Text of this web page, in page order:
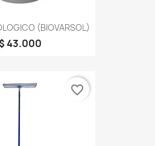
(BIOVARSOL)
$ 43.000
favorite_border